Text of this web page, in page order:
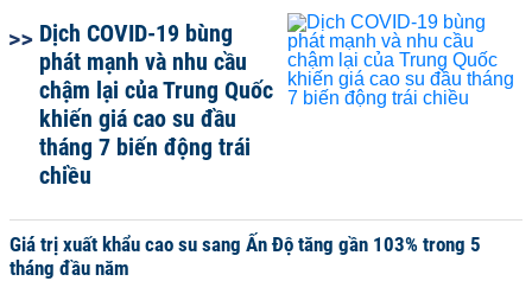
Dịch COVID-19 bùng
phát mạnh và nhu cầu
chậm lại của Trung Quốc
khiến giá cao su đầu
tháng 7 biến động trái
chiều
Giá trị xuất khẩu cao su sang Ấn Độ tăng gần 103% trong 5
tháng đầu năm